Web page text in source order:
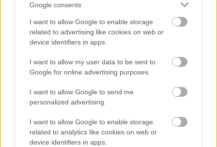
Google consents
I want to allow Google to enable storage
related to advertising like cookies on web or
device identifiers in apps.
I want to allow my user data to be sent to
Google for online advertising purposes.
I want to allow Google to send me
personalized advertising.
I want to allow Google to enable storage
related to analytics like cookies on web or
device identifiers in apps.
ΕΟΠΥΥ: Επίδομα έως 150 ευρώ – Ποιοι
ασφαλισμένοι το δικαιούνται
Προσλήψεις σε σχολεία: 1.116 θέσεις
εργασίας με απολυτήριο γυμνασίου